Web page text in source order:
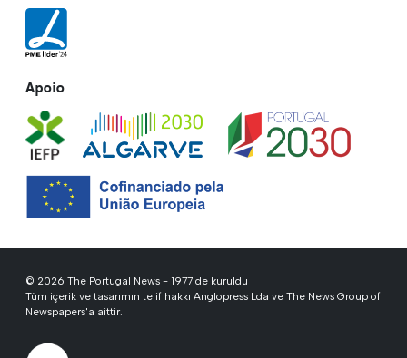
Apoio
© 2026 The Portugal News - 1977'de kuruldu
Tüm içerik ve tasarımın telif hakkı Anglopress Lda ve The News Group of
Newspapers'a aittir.